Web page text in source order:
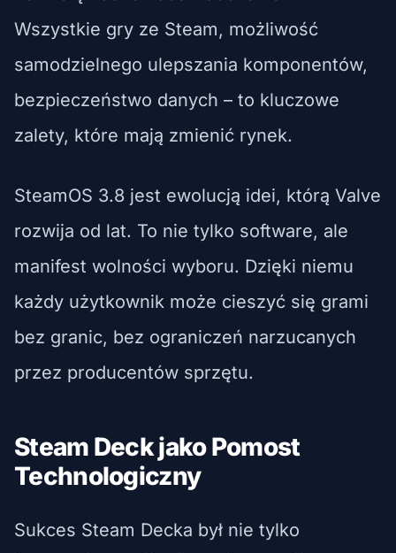
Wszystkie gry ze Steam, możliwość
samodzielnego ulepszania komponentów,
bezpieczeństwo danych – to kluczowe
zalety, które mają zmienić rynek.
SteamOS 3.8 jest ewolucją idei, którą Valve
rozwija od lat. To nie tylko software, ale
manifest wolności wyboru. Dzięki niemu
każdy użytkownik może cieszyć się grami
bez granic, bez ograniczeń narzucanych
przez producentów sprzętu.
Steam Deck jako Pomost
Technologiczny
Sukces Steam Decka był nie tylko